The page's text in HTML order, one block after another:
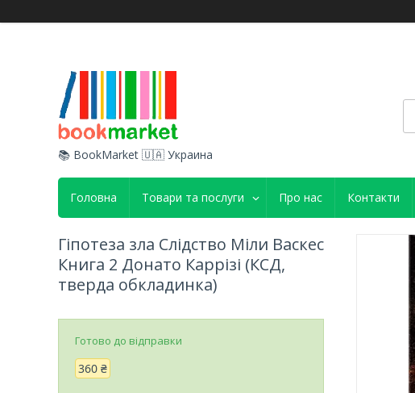
📚 BookMarket 🇺🇦 Украина
Головна Товари та послуги Про нас Контакти
Гіпотеза зла Слідство Міли Васкес
Книга 2 Донато Каррізі (КСД,
тверда обкладинка)
Готово до відправки
360 ₴